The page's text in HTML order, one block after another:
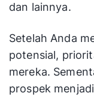
dan lainnya.
Setelah Anda
potensial,
mereka.
prospek